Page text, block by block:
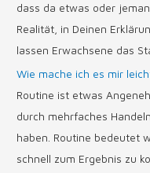
dass da etwas oder
Realität, in Deinen
lassen Erwachsene das
Wie mache ich es mir
Routine ist etwas
durch mehrfaches
haben. Routine bedeutet
schnell zum Ergebnis zu